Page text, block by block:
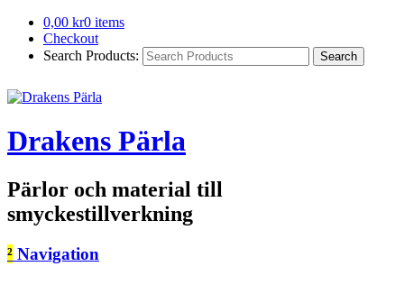
0,00 kr0 items
Checkout
Search Products:
Drakens Pärla
Pärlor och material till
smyckestillverkning
² Navigation